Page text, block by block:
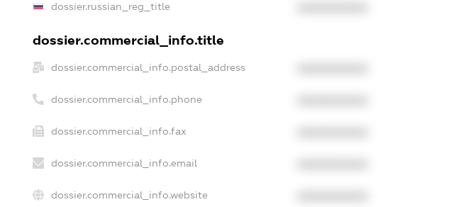
dossier.russian_reg_title
dossier.commercial_info.title
dossier.commercial_info.postal_address
dossier.commercial_info.phone
dossier.commercial_info.fax
dossier.commercial_info.email
dossier.commercial_info.website